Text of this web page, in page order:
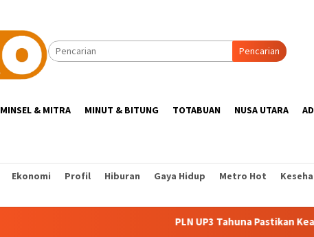
Pencarian
MINSEL & MITRA MINUT & BITUNG TOTABUAN NUSA UTARA
Ekonomi Profil Hiburan Gaya Hidup Metro Hot
PLN UP3 Tahuna Pastikan